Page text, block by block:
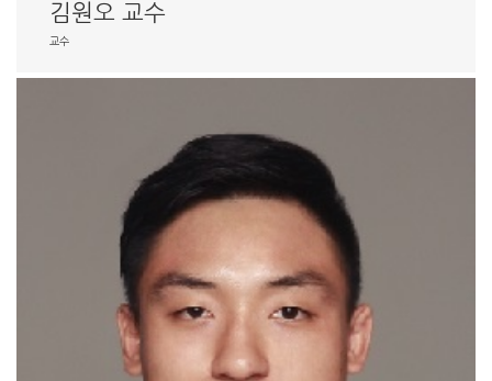
김원오 교수
교수